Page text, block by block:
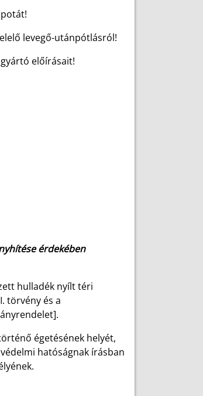
levegő-utánpótlásról!
előírásait!
érdekében
hulladék nyílt téri
törvény és a
égetésének helyét,
hatóságnak írásban